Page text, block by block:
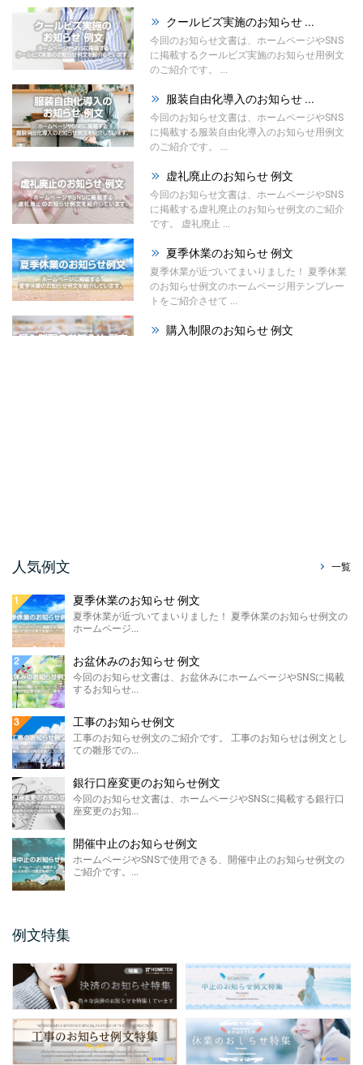
クールビズ実施のお知らせ ...
今回のお知らせ文書は、ホームページやSNS
に掲載するクールビズ実施のお知らせ用例文
のご紹介です。 ...
服装自由化導入のお知らせ ...
今回のお知らせ文書は、ホームページやSNS
に掲載する服装自由化導入のお知らせ用例文
のご紹介です。 ...
虚礼廃止のお知らせ 例文
今回のお知らせ文書は、ホームページやSNS
に掲載する虚礼廃止のお知らせ例文のご紹介
です。 虚礼廃止 ...
夏季休業のお知らせ 例文
夏季休業が近づいてまいりました！ 夏季休業
のお知らせ例文のホームページ用テンプレー
トをご紹介させて ...
購入制限のお知らせ 例文
する販売休止のお知らせテンプレートのご紹
介です。 こちらに ...
ホームページやSNSに掲載する製造終了のお
知らせ例文のご紹介です。 材料の高騰や需要
の低下による製 ...
価格改定のお知らせ例文
今回のお知らせ文書は、ホームページに掲載
FAX廃止のお知らせ 例 ...
るペーパ ...
メールアドレス変更のお知 ...
保護者説明会のご案内例文のご紹介です。 保
護者説明会のご案内例文は、小学校、中学
校、高校などの学校 ...
仕様変更のお知らせ 例文
仕様変更のお知らせ例文のご紹介です。 会社
やお店、ショップと業種は問わず商品、製品
人気例文 一覧
夏季休業のお知らせ 例文
夏季休業が近づいてまいりました！ 夏季休業のお知らせ例文の
ホームページ...
お盆休みのお知らせ 例文
今回のお知らせ文書は、お盆休みにホームページやSNSに掲載
するお知らせ...
工事のお知らせ例文
工事のお知らせ例文のご紹介です。 工事のお知らせは例文とし
ての雛形での...
銀行口座変更のお知らせ例文
今回のお知らせ文書は、ホームページやSNSに掲載する銀行口
座変更のお知...
開催中止のお知らせ例文
ホームページやSNSで使用できる、開催中止のお知らせ例文の
ご紹介です。...
例文特集